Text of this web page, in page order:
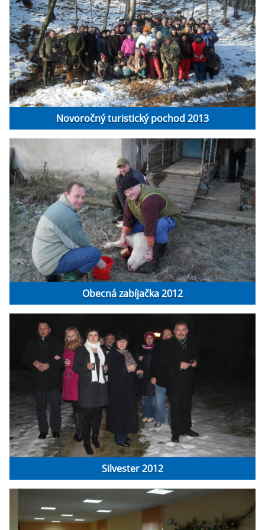
Novoročný turistický pochod 2013
Obecná zabíjačka 2012
Silvester 2012